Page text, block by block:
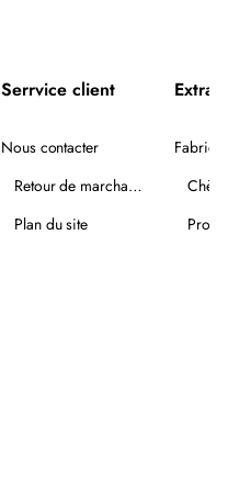
Serrvice client
Nous contacter
Retour de marchandise
Plan du site
Extra
Fabricants